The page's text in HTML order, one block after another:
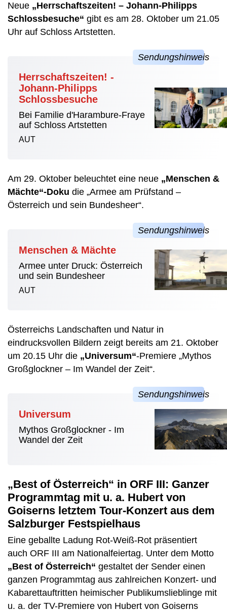
Neue „Herrschaftszeiten! – Johann-Philipps
Schlossbesuche“ gibt es am 28. Oktober um 21.05
Uhr auf Schloss Artstetten.
Herrschaftszeiten! -
Johann-Philipps
Schlossbesuche
Bei Familie d'Harambure-Fraye
auf Schloss Artstetten
AUT
Am 29. Oktober beleuchtet eine neue „Menschen &
Mächte“-Doku die „Armee am Prüfstand –
Österreich und sein Bundesheer“.
Menschen & Mächte
Armee unter Druck: Österreich
und sein Bundesheer
AUT
Österreichs Landschaften und Natur in
eindrucksvollen Bildern zeigt bereits am 21. Oktober
um 20.15 Uhr die „Universum“-Premiere „Mythos
Großglockner – Im Wandel der Zeit“.
Universum
Mythos Großglockner - Im
Wandel der Zeit
„Best of Österreich“ in ORF III: Ganzer
Programmtag mit u. a. Hubert von
Goiserns letztem Tour-Konzert aus dem
Salzburger Festspielhaus
Eine geballte Ladung Rot-Weiß-Rot präsentiert
auch ORF III am Nationalfeiertag. Unter dem Motto
„Best of Österreich“ gestaltet der Sender einen
ganzen Programmtag aus zahlreichen Konzert- und
Kabarettauftritten heimischer Publikumslieblinge mit
u. a. der TV-Premiere von Hubert von Goiserns